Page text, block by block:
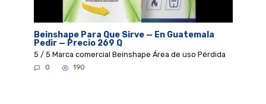
Beinshape Para Que Sirve — En Guatemala
Pedir — Precio 269 Q
5 / 5 Marca comercial Beinshape Área de uso Pérdida
0 190